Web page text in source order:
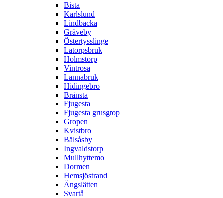
Bista
Karlslund
Lindbacka
Gräveby
Östertysslinge
Latorpsbruk
Holmstorp
Vintrosa
Lannabruk
Hidingebro
Brånsta
Fjugesta
Fjugesta grusgrop
Gropen
Kvistbro
Bälsåsby
Ingvaldstorp
Mullhyttemo
Dormen
Hemsjöstrand
Ängslätten
Svartå